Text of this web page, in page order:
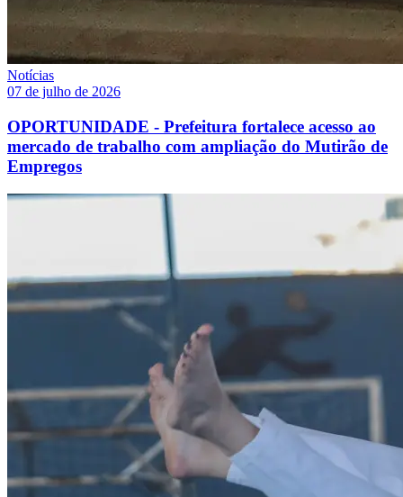
Notícias
07 de julho de 2026
OPORTUNIDADE - Prefeitura fortalece acesso ao
mercado de trabalho com ampliação do Mutirão de
Empregos